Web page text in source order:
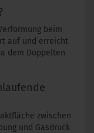
beim
auf und erreicht
dem Doppelten
zwischen
und Gasdruck